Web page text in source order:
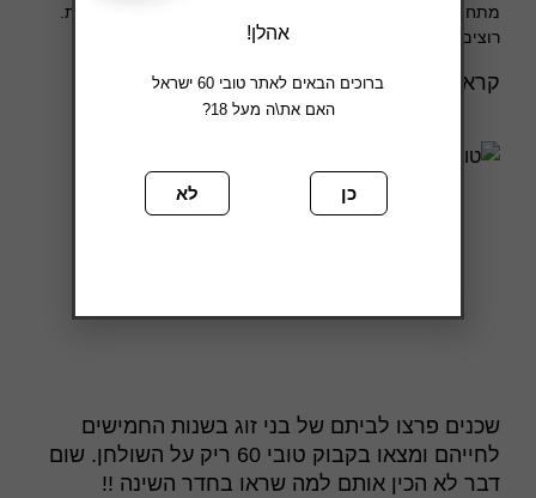
מתחת לאוניברסיטה, שחייה צורנית במזרקות והרקדות המוניות.
רוצים לדעת עוד? כנסו לקרוא!
קרא עוד »
שכנים פרצו לביתם של בני זוג בשנות החמישים
לחייהם ומצאו בקבוק טובי 60 ריק על השולחן. שום
דבר לא הכין אותם למה שראו בחדר השינה !!
אהלן!
ברוכים הבאים לאתר טובי 60 ישראל
האם את\ה מעל 18?
כן לא